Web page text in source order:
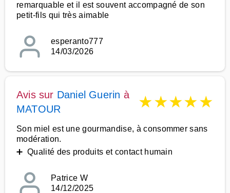
remarquable et il est souvent accompagné de son
petit-fils qui très aimable
esperanto777
14/03/2026
Avis sur Daniel Guerin à
MATOUR
★★★★★
Son miel est une gourmandise, à consommer sans
modération.
➕ Qualité des produits et contact humain
Patrice W
14/12/2025